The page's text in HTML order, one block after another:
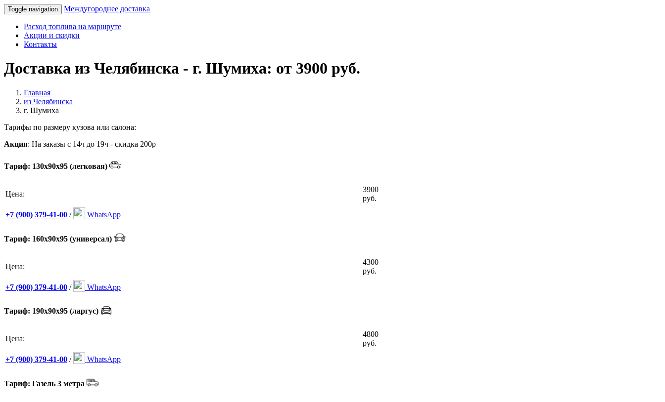
Toggle navigation Междугороднее доставка
Расход топлива на маршруте
Акции и скидки
Контакты
Доставка из Челябинска - г. Шумиха: от 3900 руб.
Главная
из Челябинска
г. Шумиха
Тарифы по размеру кузова или салона:
Акция: На заказы с 14ч до 19ч - скидка 200р
Тариф: 130х90х95 (легковая)
Цена:
3900
руб.
+7 (900) 379-41-00 / WhatsApp
Тариф: 160х90х95 (универсал)
Цена:
4300
руб.
+7 (900) 379-41-00 / WhatsApp
Тариф: 190х90х95 (ларгус)
Цена:
4800
руб.
+7 (900) 379-41-00 / WhatsApp
Тариф: Газель 3 метра